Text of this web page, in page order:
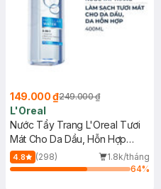
149.000 ₫249.000 ₫
L'Oreal
Nước Tẩy Trang L'Oreal Tươi
Mát Cho Da Dầu, Hỗn Hợp
400ml
4.8 (298)
1.8k/tháng
64%